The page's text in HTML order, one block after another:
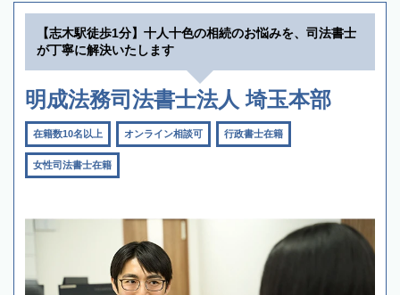
【志木駅徒歩1分】十人十色の相続のお悩みを、司法書士
が丁寧に解決いたします
明成法務司法書士法人 埼玉本部
在籍数10名以上 オンライン相談可 行政書士在籍
女性司法書士在籍